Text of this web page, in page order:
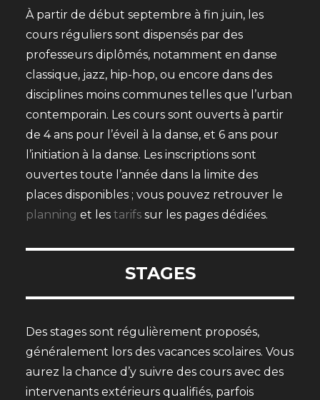
À partir de début septembre à fin juin, les
cours réguliers sont dispensés par des
professeurs diplômés, notamment en danse
classique, jazz, hip-hop, ou encore dans des
disciplines moins communes telles que l’urban
contemporain. Les cours sont ouverts à partir
de 4 ans pour l’éveil à la danse, et 6 ans pour
l’initiation à la danse. Les inscriptions sont
ouvertes toute l’année dans la limite des
places disponibles ; vous pouvez retrouver le
planning et les tarifssur les pages dédiées.
STAGES
Des stages sont régulièrement proposés,
généralement lors des vacances scolaires. Vous
aurez la chance d’y suivre des cours avec des
intervenants extérieurs qualifiés, parfois